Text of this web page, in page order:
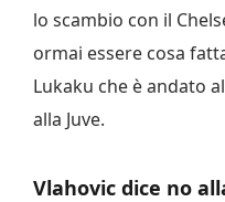
lo scambio con il
ormai essere cosa
Lukaku che è andato
alla Juve.
Vlahovic dice no